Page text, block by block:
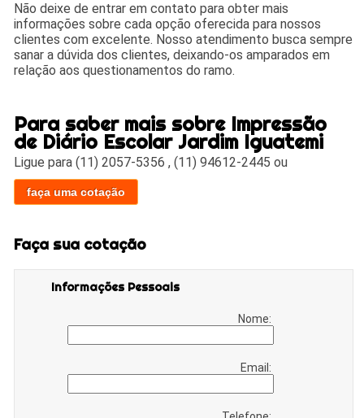
Não deixe de entrar em contato para obter mais
informações sobre cada opção oferecida para nossos
clientes com excelente. Nosso atendimento busca sempre
sanar a dúvida dos clientes, deixando-os amparados em
relação aos questionamentos do ramo.
Para saber mais sobre Impressão
de Diário Escolar Jardim Iguatemi
Ligue para(11) 2057-5356 ,(11) 94612-2445 ou
faça uma cotação
Faça sua cotação
Informações Pessoais
Nome:
Email: